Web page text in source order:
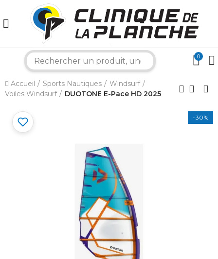
0
Accueil Sports Nautiques
Windsurf
Voiles Windsurf
DUOTONE E-Pace HD 2025
-30%